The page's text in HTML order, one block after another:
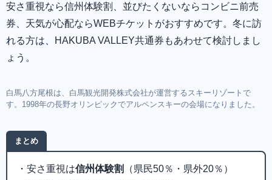
安さ重視なら信州体験割、並びたくないならコンビニ前売
券、天気が心配ならWEBチケットがおすすめです。冬に訪
れる方は、HAKUBA VALLEY共通券もあわせて検討しまし
ょう。
白馬八方尾根は、白馬観光開発株式会社が運営するスキーリゾートで
す。1998年の長野オリンピックでアルペンスキーの会場になりました。
まとめ
・安さ重視は信州体験割
（県民50％・県外20％）